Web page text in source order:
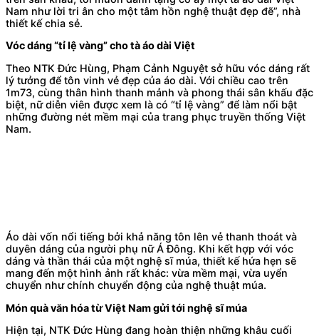
Nam như lời tri ân cho một tâm hồn nghệ thuật đẹp đẽ”, nhà
thiết kế chia sẻ.
Vóc dáng “tỉ lệ vàng” cho tà áo dài Việt
Theo NTK Đức Hùng, Phạm Cảnh Nguyệt sở hữu vóc dáng rất
lý tưởng để tôn vinh vẻ đẹp của áo dài. Với chiều cao trên
1m73, cùng thân hình thanh mảnh và phong thái sân khấu đặc
biệt, nữ diễn viên được xem là có “tỉ lệ vàng” để làm nổi bật
những đường nét mềm mại của trang phục truyền thống Việt
Nam.
Áo dài vốn nổi tiếng bởi khả năng tôn lên vẻ thanh thoát và
duyên dáng của người phụ nữ Á Đông. Khi kết hợp với vóc
dáng và thần thái của một nghệ sĩ múa, thiết kế hứa hẹn sẽ
mang đến một hình ảnh rất khác: vừa mềm mại, vừa uyển
chuyển như chính chuyển động của nghệ thuật múa.
Món quà văn hóa từ Việt Nam gửi tới nghệ sĩ múa
Hiện tại, NTK Đức Hùng đang hoàn thiện những khâu cuối